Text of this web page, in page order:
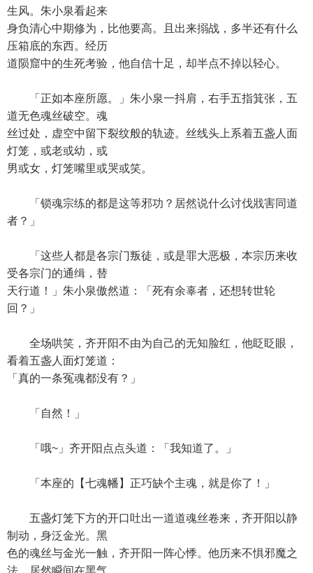
生风。朱小泉看起来
身负清心中期修为，比他要高。且出来搦战，多半还有什么
压箱底的东西。经历
道陨窟中的生死考验，他自信十足，却半点不掉以轻心。
「正如本座所愿。」朱小泉一抖肩，右手五指箕张，五
道无色魂丝破空。魂
丝过处，虚空中留下裂纹般的轨迹。丝线头上系着五盏人面
灯笼，或老或幼，或
男或女，灯笼嘴里或哭或笑。
「锁魂宗练的都是这等邪功？居然说什么讨伐戕害同道
者？」
「这些人都是各宗门叛徒，或是罪大恶极，本宗历来收
受各宗门的通缉，替
天行道！」朱小泉傲然道：「死有余辜者，还想转世轮
回？」
全场哄笑，齐开阳不由为自己的无知脸红，他眨眨眼，
看着五盏人面灯笼道：
「真的一条冤魂都没有？」
「自然！」
「哦~」齐开阳点点头道：「我知道了。」
「本座的【七魂幡】正巧缺个主魂，就是你了！」
五盏灯笼下方的开口吐出一道道魂丝卷来，齐开阳以静
制动，身泛金光。黑
色的魂丝与金光一触，齐开阳一阵心悸。他历来不惧邪魔之
法，居然瞬间在黑气